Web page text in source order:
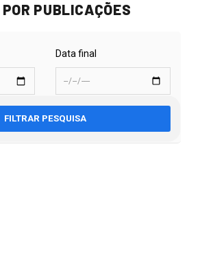
PUBLICAÇÕES
Data final
FILTRAR PESQUISA